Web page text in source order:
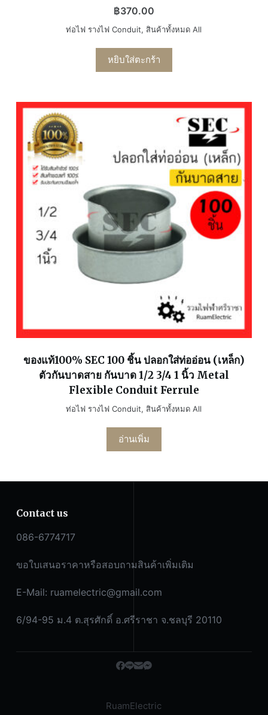
฿370.00
ท่อไฟ รางไฟ Conduit, สินค้าทั้งหมด All
หยิบใส่ตะกร้า
ของแท้100% SEC 100 ชิ้น ปลอกใส่ท่ออ่อน (เหล็ก)
ตัวกันบาดสาย กันบาด 1/2 3/4 1 นิ้ว Metal
Flexible Conduit Ferrule
ท่อไฟ รางไฟ Conduit, สินค้าทั้งหมด All
อ่านเพิ่ม
Contact us
086-6774717
ขอใบเสนอราคาหรือสอบถามสินค้าเพิ่มเติม
E-Mail: ruamelectric@gmail.com
6/94-95 ม.4 ต.สุรศักดิ์ อ.ศรีราชา จ.ชลบุรี 20110
RuamElectric